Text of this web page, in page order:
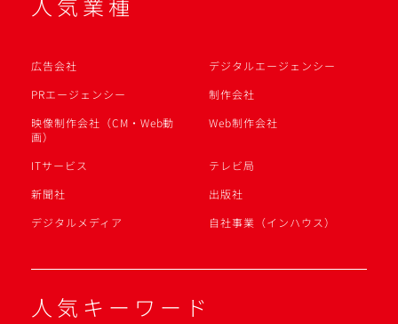
広告会社
デジタルエージェンシー
PRエージェンシー
制作会社
映像制作会社（CM・Web動
画）
Web制作会社
ITサービス
テレビ局
新聞社
出版社
デジタルメディア
自社事業（インハウス）
人気キーワード